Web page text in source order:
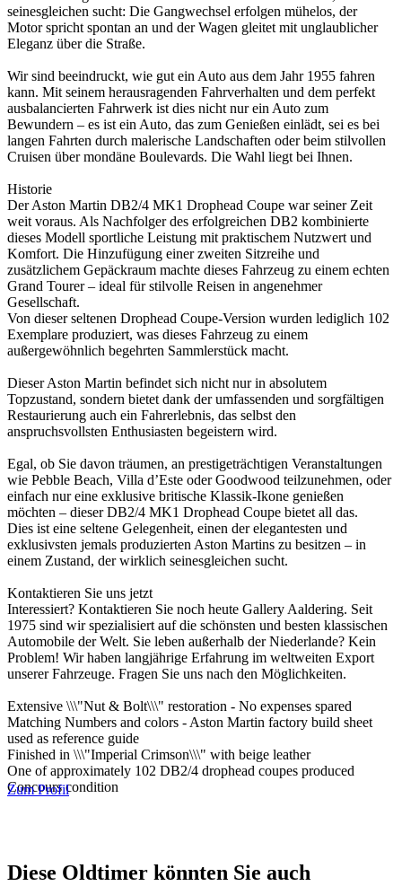
seinesgleichen sucht: Die Gangwechsel erfolgen mühelos, der
Motor spricht spontan an und der Wagen gleitet mit unglaublicher
Eleganz über die Straße.
Wir sind beeindruckt, wie gut ein Auto aus dem Jahr 1955 fahren
kann. Mit seinem herausragenden Fahrverhalten und dem perfekt
ausbalancierten Fahrwerk ist dies nicht nur ein Auto zum
Bewundern – es ist ein Auto, das zum Genießen einlädt, sei es bei
langen Fahrten durch malerische Landschaften oder beim stilvollen
Cruisen über mondäne Boulevards. Die Wahl liegt bei Ihnen.
Historie
Der Aston Martin DB2/4 MK1 Drophead Coupe war seiner Zeit
weit voraus. Als Nachfolger des erfolgreichen DB2 kombinierte
dieses Modell sportliche Leistung mit praktischem Nutzwert und
Komfort. Die Hinzufügung einer zweiten Sitzreihe und
zusätzlichem Gepäckraum machte dieses Fahrzeug zu einem echten
Grand Tourer – ideal für stilvolle Reisen in angenehmer
Gesellschaft.
Von dieser seltenen Drophead Coupe-Version wurden lediglich 102
Exemplare produziert, was dieses Fahrzeug zu einem
außergewöhnlich begehrten Sammlerstück macht.
Dieser Aston Martin befindet sich nicht nur in absolutem
Topzustand, sondern bietet dank der umfassenden und sorgfältigen
Restaurierung auch ein Fahrerlebnis, das selbst den
anspruchsvollsten Enthusiasten begeistern wird.
Egal, ob Sie davon träumen, an prestigeträchtigen Veranstaltungen
wie Pebble Beach, Villa d’Este oder Goodwood teilzunehmen, oder
einfach nur eine exklusive britische Klassik-Ikone genießen
möchten – dieser DB2/4 MK1 Drophead Coupe bietet all das.
Dies ist eine seltene Gelegenheit, einen der elegantesten und
exklusivsten jemals produzierten Aston Martins zu besitzen – in
einem Zustand, der wirklich seinesgleichen sucht.
Kontaktieren Sie uns jetzt
Interessiert? Kontaktieren Sie noch heute Gallery Aaldering. Seit
1975 sind wir spezialisiert auf die schönsten und besten klassischen
Automobile der Welt. Sie leben außerhalb der Niederlande? Kein
Problem! Wir haben langjährige Erfahrung im weltweiten Export
unserer Fahrzeuge. Fragen Sie uns nach den Möglichkeiten.
Extensive \\\"Nut & Bolt\\\" restoration - No expenses spared
Matching Numbers and colors - Aston Martin factory build sheet
used as reference guide
Finished in \\\"Imperial Crimson\\\" with beige leather
One of approximately 102 DB2/4 drophead coupes produced
Concours condition
Zum Profil
Diese Oldtimer könnten Sie auch